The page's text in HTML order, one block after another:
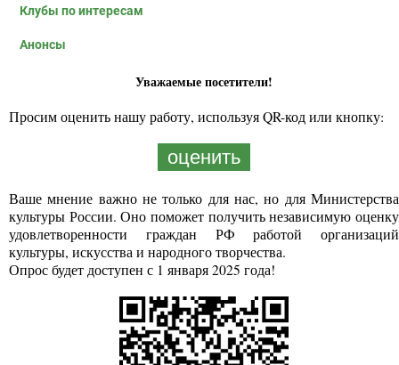
Клубы по интересам
Анонсы
Уважаемые посетители!
Просим оценить нашу работу, используя QR-код или кнопку:
оценить
Ваше мнение важно не только для нас, но для Министерства
культуры России. Оно поможет получить независимую оценку
удовлетворенности граждан РФ работой организаций
культуры, искусства и народного творчества.
Опрос будет доступен с 1 января 2025 года!